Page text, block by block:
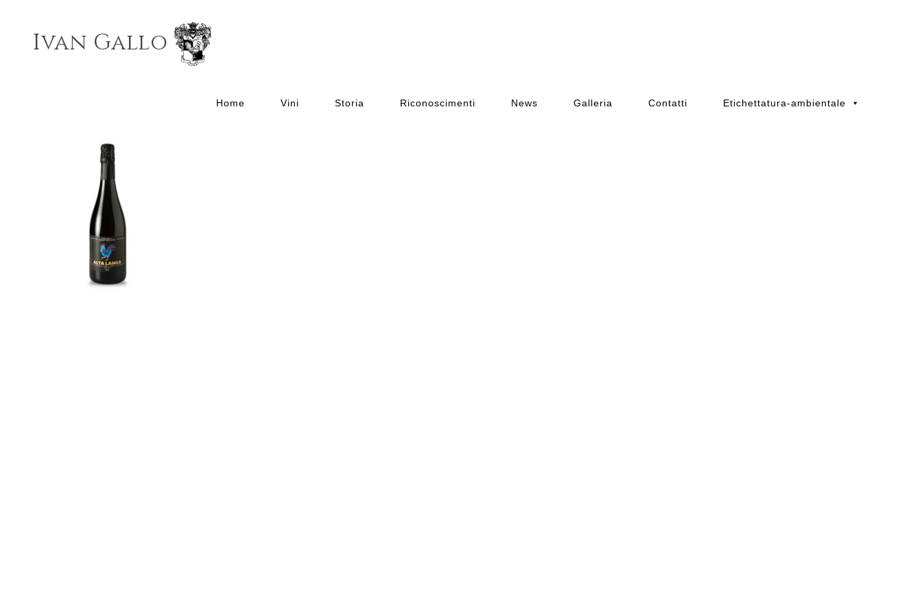
Ivan Gallo
Home Vini Storia Riconoscimenti News Galleria Contatti Etichettatura-ambientale